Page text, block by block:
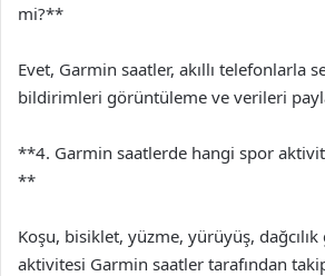
mi?**
Evet, Garmin saatler, akıllı telefonlarla
bildirimleri görüntüleme ve verileri
**4. Garmin saatlerde hangi spor
**
Koşu, bisiklet, yüzme, yürüyüş,
aktivitesi Garmin saatler tarafından